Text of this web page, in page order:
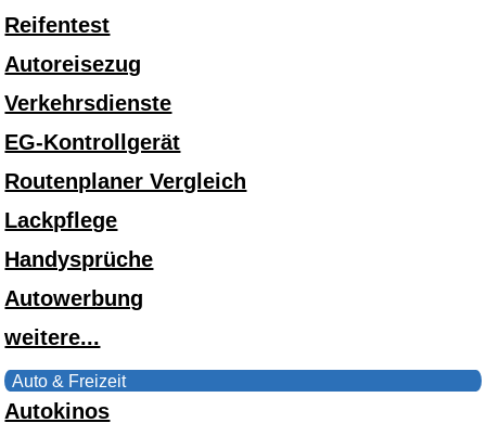
Reifentest
Autoreisezug
Verkehrsdienste
EG-Kontrollgerät
Routenplaner Vergleich
Lackpflege
Handysprüche
Autowerbung
weitere...
Auto & Freizeit
Autokinos